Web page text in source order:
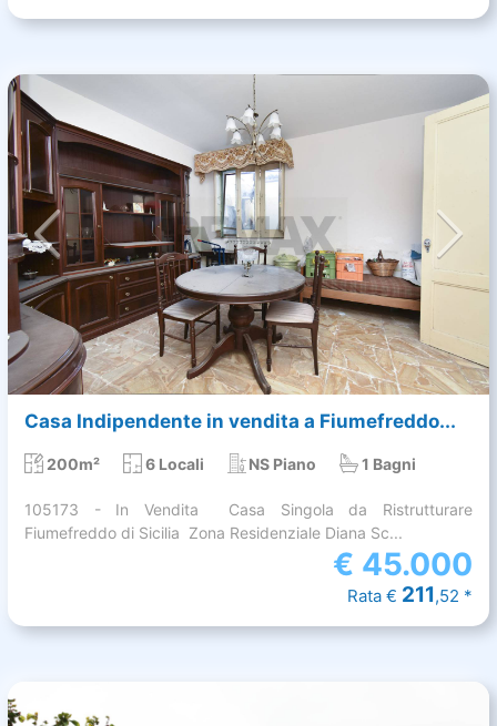
Casa Indipendente in vendita a Fiumefreddo...
200m² 6 Locali NS Piano 1 Bagni
105173 - In Vendita  Casa Singola da Ristrutturare
Fiumefreddo di Sicilia  Zona Residenziale Diana Sc...
€ 45.000
Rata € 211,52 *